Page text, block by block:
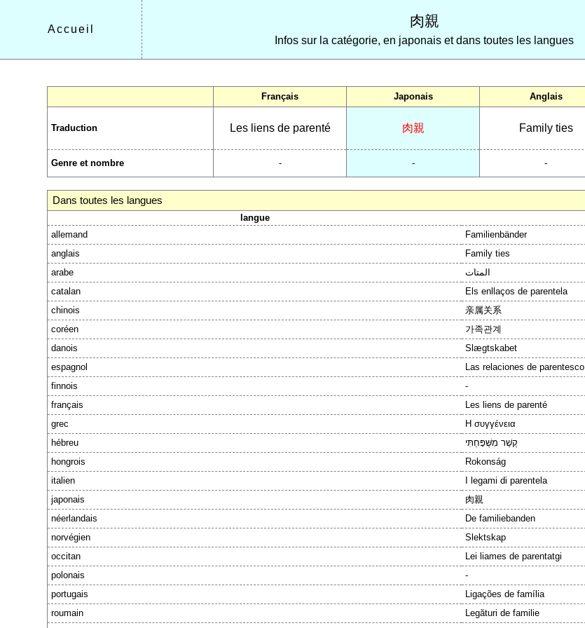
Accueil 肉親
Infos sur la catégorie, en japonais et dans toutes les langues
Français Japonais Anglais
Traduction Les liens de parenté 肉親 Family ties
Genre et nombre - - -
Dans toutes les langues
langue
allemand
Familienbänder
anglais
Family ties
arabe
المتات
catalan
Els enllaços de parentela
chinois
亲属关系
coréen
가족관계
danois
Slægtskabet
espagnol
Las relaciones de parentesco
finnois
-
français
Les liens de parenté
grec
Η συγγένεια
hébreu
קֶשֶׁר מִשֶּׁפָּחַתִּי
hongrois
Rokonság
italien
I legami di parentela
japonais
肉親
néerlandais
De familiebanden
norvégien
Slektskap
occitan
Lei liames de parentatgi
polonais
-
portugais
Ligações de família
roumain
Legături de familie